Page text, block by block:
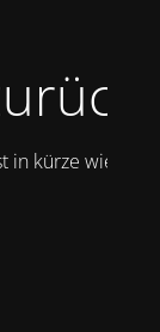
kürze wieder